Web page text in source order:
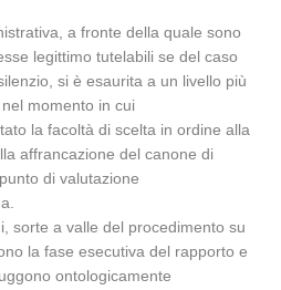
a fronte della quale sono
legittimo tutelabili se del caso
si è esaurita a un livello più
momento in cui
la facoltà di scelta in ordine alla
affrancazione del canone di
di valutazione
sorte a valle del procedimento su
la fase esecutiva del rapporto e
ontologicamente